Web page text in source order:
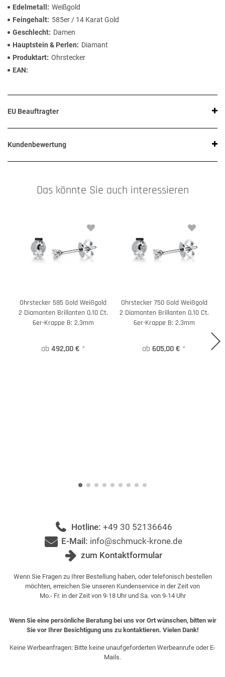
Edelmetall
Weißgold
Feingehalt
585er / 14 Karat Gold
Geschlecht
Damen
Hauptstein & Perlen
Diamant
Produktart Ohrstecker
EAN
EU Beauftragter
Kundenbewertung
Das könnte Sie auch interessieren
Ohrstecker 585 Gold Weißgold
2 Diamanten Brillanten 0,10 Ct.
6er-Krappe B: 2,3mm
ab 492,00 € *
Ohrstecker 750 Gold Weißgold
2 Diamanten Brillanten 0,10 Ct.
6er-Krappe B: 2,3mm
ab 605,00 € *
Hotline: +49 30 52136646
E-Mail: info@schmuck-krone.de
zum Kontaktformular
Wenn Sie Fragen zu Ihrer Bestellung haben, oder telefonisch bestellen
möchten, erreichen Sie unseren Kundenservice in der Zeit von
Mo.- Fr. in der Zeit von 9-18 Uhr und Sa. von 9-14 Uhr
Wenn Sie eine persönliche Beratung bei uns vor Ort wünschen, bitten wir
Sie vor Ihrer Besichtigung uns zu kontaktieren. Vielen Dank!
Keine Werbeanfragen: Bitte keine unaufgeforderten Werbeanrufe oder E-
Mails.